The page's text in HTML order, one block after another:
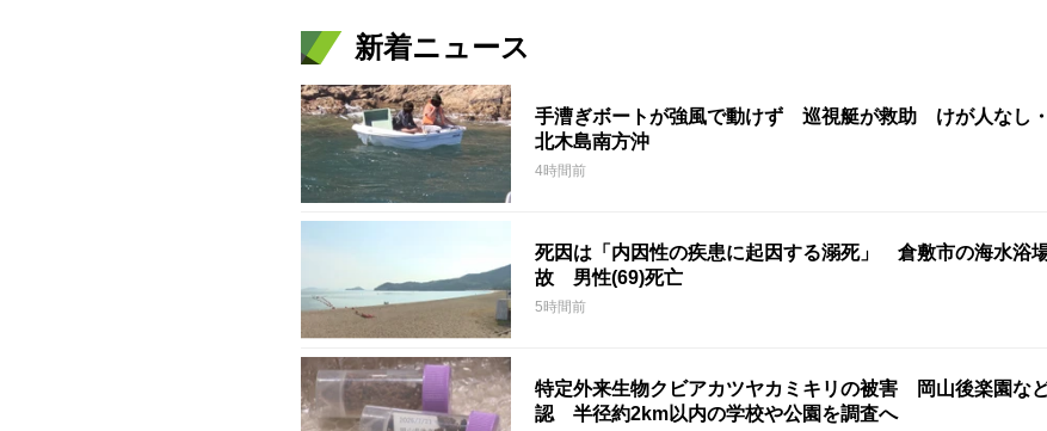
新着ニュース
手漕ぎボートが強風で動けず 巡視艇が救助 けが人なし
北木島南方沖
4時間前
死因は「内因性の疾患に起因する溺死」 倉敷市の海水浴
故 男性(69)死亡
5時間前
特定外来生物クビアカツヤカミキリの被害 岡山後楽園な
認 半径約2km以内の学校や公園を調査へ